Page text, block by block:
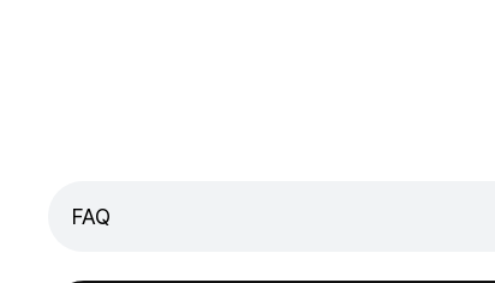
FAQ